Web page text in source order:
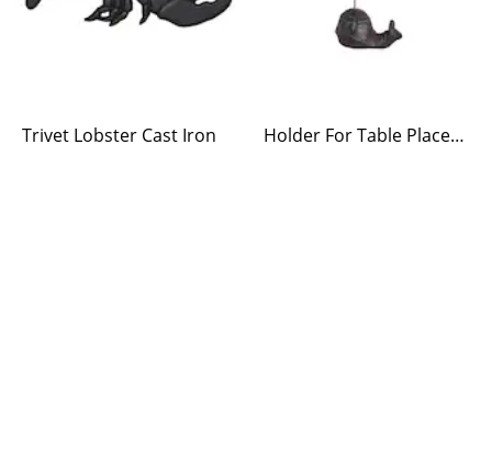
Trivet Lobster Cast Iron Holder For Table Placement Iron Snail